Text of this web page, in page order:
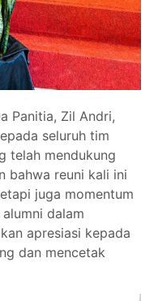
Panitia, Zil Andri,
seluruh tim
telah mendukung
bahwa reuni kali ini
juga momentum
dalam
apresiasi kepada
dan mencetak